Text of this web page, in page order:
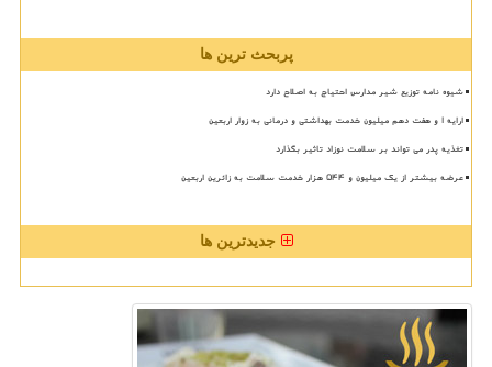
پربحث ترین ها
شیوه نامه توزیع شیر مدارس احتیاج به اصلاح دارد
ارایه ۱ و هفت دهم میلیون خدمت بهداشتی و درمانی به زوار اربعین
تغذیه پدر می تواند بر سلامت نوزاد تاثیر بگذارد
عرضه بیشتر از یک میلیون و ۵۴۴ هزار خدمت سلامت به زائرین اربعین
جدیدترین ها